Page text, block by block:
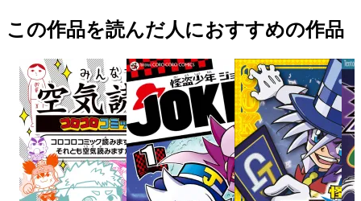
この作品を読んだ人におすすめの作品